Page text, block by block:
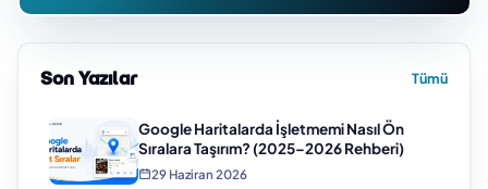
Son Yazılar Tümü
Google Haritalarda İşletmemi Nasıl Ön
Sıralara Taşırım? (2025–2026 Rehberi)
29 Haziran 2026